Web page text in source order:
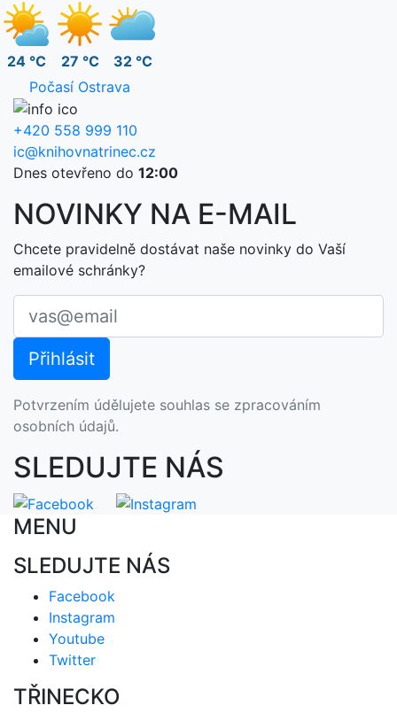
24 °C 27 °C
32 °C
Počasí Ostrava
+420 558 999 110
ic@knihovnatrinec.cz
Dnes otevřeno do 12:00
NOVINKY NA E-MAIL
Chcete pravidelně dostávat naše novinky do Vaší
emailové schránky?
Potvrzením údělujete souhlas se zpracováním
osobních údajů.
SLEDUJTE NÁS
MENU
SLEDUJTE NÁS
Facebook
Instagram
Youtube
Twitter
TŘINECKO